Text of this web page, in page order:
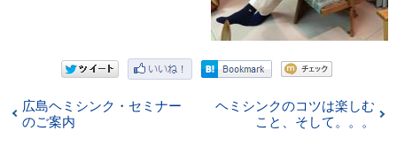
広島ヘミシンク・セミナー
のご案内
ヘミシンクのコツは楽しむ
こと、そして。。。